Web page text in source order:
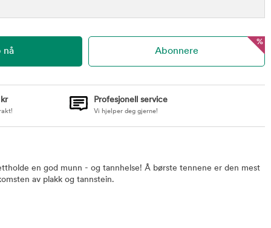
%
Profesjonell service
Vi hjelper deg gjerne!
en god munn - og tannhelse! Å børste tennene er den mest
av plakk og tannstein.